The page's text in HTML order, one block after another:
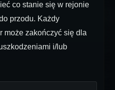
co stanie się w rejonie
przodu. Każdy
może zakończyć się dla
i/lub